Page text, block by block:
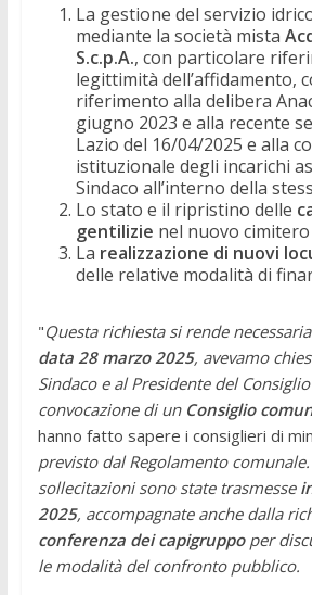
La gestione del servizio
mediante la società mista
S.c.p.A., con particolare
legittimità dell’affidamento,
riferimento alla delibera
giugno 2023 e alla recente
Lazio del 16/04/2025 e alla
istituzionale degli incarichi
Sindaco all’interno della
Lo stato e il ripristino delle
gentilizie nel nuovo
La realizzazione di nuovi
delle relative modalità di
"Questa richiesta si rende
data 28 marzo 2025, avevamo
Sindaco e al Presidente del
convocazione di un Consiglio
hanno fatto sapere i consiglieri di
previsto dal Regolamento
sollecitazioni sono state trasmesse
2025, accompagnate anche dalla
conferenza dei capigruppoper
le modalità del confronto pubblico.